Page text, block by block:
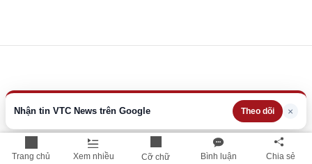
Trang chủ Xem nhiều Cỡ chữ Bình luận Chia sẻ
Nhận tin VTC News trên Google Theo dõi ×